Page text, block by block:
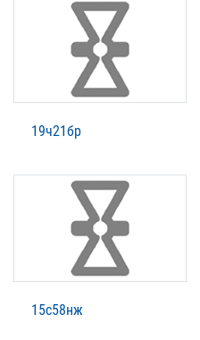
19ч21бр
15с58нж